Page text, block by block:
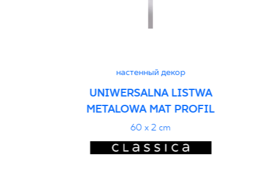
настенный декор
UNIWERSALNA LISTWA
METALOWA MAT PROFIL
60 x 2 cm